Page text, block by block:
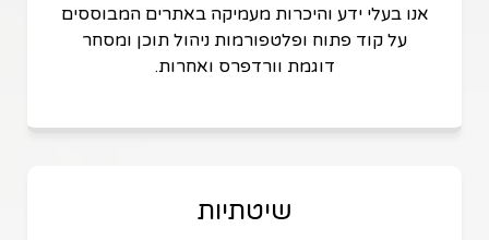
אנו בעלי ידע והיכרות מעמיקה באתרים המבוססים
על קוד פתוח ופלטפורמות ניהול תוכן ומסחר
דוגמת וורדפרס ואחרות.
שיטתיות